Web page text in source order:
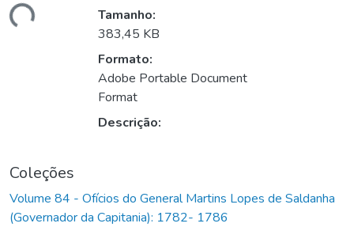
Tamanho:
383,45 KB
Formato:
Adobe Portable Document
Format
Descrição:
Coleções
Volume 84 - Ofícios do General Martins Lopes de Saldanha
(Governador da Capitania): 1782- 1786